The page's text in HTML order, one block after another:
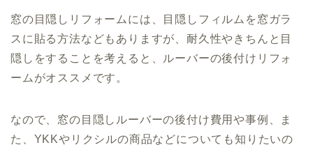
窓の目隠しリフォームには、目隠しフィルムを窓ガラ
スに貼る方法などもありますが、耐久性やきちんと目
隠しをすることを考えると、ルーバーの後付けリフォ
ームがオススメです。
なので、窓の目隠しルーバーの後付け費用や事例、ま
た、YKKやリクシルの商品などについても知りたいの